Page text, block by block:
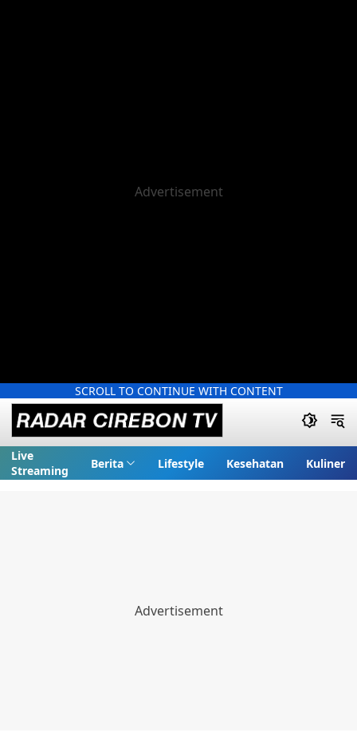
SCROLL TO CONTINUE WITH CONTENT
Live
Streaming
Berita Lifestyle Kesehatan Kuliner